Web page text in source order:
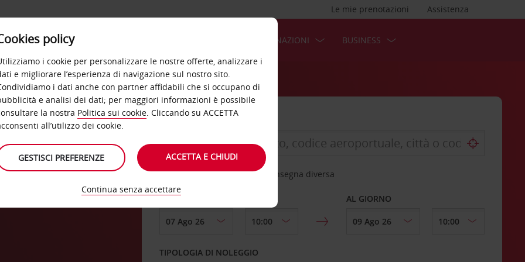
Assistenza
Le mie prenotazioni
OFFERTE DESTINAZIONI BUSINESS
Scegli una località di riconsegna diversa
DAL GIORNO AL GIORNO
TIPOLOGIA DI NOLEGGIO
policy
i cookie per personalizzare le nostre offerte, analizzare i
e migliorare l’esperienza di navigazione sul nostro sito.
i dati anche con partner affidabili che si occupano di
e analisi dei dati; per maggiori informazioni è possibile
la nostra Politica sui cookie. Cliccando su ACCETTA
all’utilizzo dei cookie.
GESTISCI PREFERENZE ACCETTA E CHIUDI
Continua senza accettare